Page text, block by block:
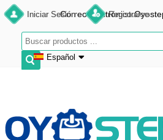
Iniciar Sesión Registrarse
Español
Français
Español
Correo